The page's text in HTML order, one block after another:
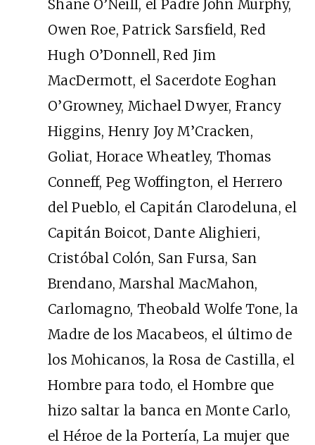
Shane O’Neill, el Padre John Murphy,
Owen Roe, Patrick Sarsfield, Red
Hugh O’Donnell, Red Jim
MacDermott, el Sacerdote Eoghan
O’Growney, Michael Dwyer, Francy
Higgins, Henry Joy M’Cracken,
Goliat, Horace Wheatley, Thomas
Conneff, Peg Woffington, el Herrero
del Pueblo, el Capitán Clarodeluna, el
Capitán Boicot, Dante Alighieri,
Cristóbal Colón, San Fursa, San
Brendano, Marshal MacMahon,
Carlomagno, Theobald Wolfe Tone, la
Madre de los Macabeos, el último de
los Mohicanos, la Rosa de Castilla, el
Hombre para todo, el Hombre que
hizo saltar la banca en Monte Carlo,
el Héroe de la Portería, La mujer que